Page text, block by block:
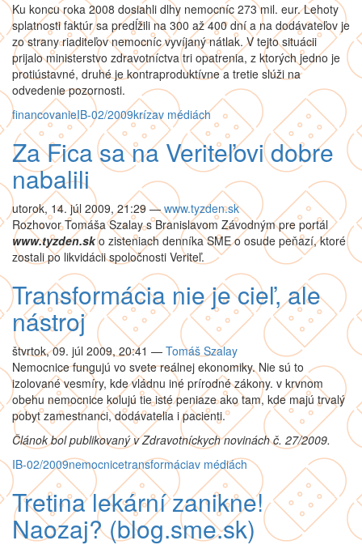
Ku koncu roka 2008 dosiahli dlhy nemocníc 273 mil. eur. Lehoty
splatnosti faktúr sa predĺžili na 300 až 400 dní a na dodávateľov je
zo strany riaditeľov nemocníc vyvíjaný nátlak. V tejto situácii
prijalo ministerstvo zdravotníctva tri opatrenia, z ktorých jedno je
protiústavné, druhé je kontraproduktívne a tretie slúži na
odvedenie pozornosti.
financovanieIB-02/2009krízav médiách
Za Fica sa na Veriteľovi dobre
nabalili
utorok, 14. júl 2009, 21:29 — www.tyzden.sk
Rozhovor Tomáša Szalay s Branislavom Závodným pre portál
www.tyzden.sko zisteniach denníka SME o osude peňazí, ktoré
zostali po likvidácii spoločnosti Veriteľ.
Transformácia nie je cieľ, ale
nástroj
štvrtok, 09. júl 2009, 20:41 — Tomáš Szalay
Nemocnice fungujú vo svete reálnej ekonomiky. Nie sú to
izolované vesmíry, kde vládnu iné prírodné zákony. v krvnom
obehu nemocnice kolujú tie isté peniaze ako tam, kde majú trvalý
pobyt zamestnanci, dodávatelia i pacienti.
Článok bol publikovaný v Zdravotníckych novinách č. 27/2009.
IB-02/2009nemocnicetransformáciav médiách
Tretina lekární zanikne!
Naozaj? (blog.sme.sk)